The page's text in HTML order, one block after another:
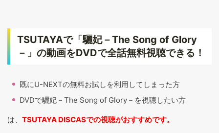
TSUTAYAで「驪妃－The Song of Glory
－」の動画をDVDで全話無料視聴できる！
既にU-NEXTの無料お試しを利用してしまった方
DVDで驪妃－The Song of Glory－を視聴したい方
は、 TSUTAYA DISCASでの視聴がおすすめです。